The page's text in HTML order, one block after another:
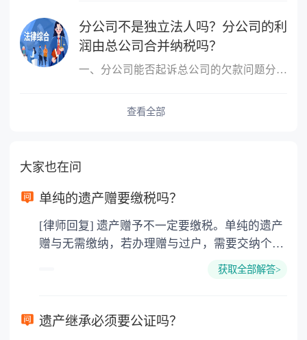
分公司不是独立法人吗？分公司的利
润由总公司合并纳税吗？
一、分公司能否起诉总公司的欠款问题分公司能起诉总公司的欠款问题
查看全部
大家也在问
单纯的遗产赠要缴税吗？
[律师回复] 遗产赠予不一定要缴税。单纯的遗产
赠与无需缴纳，若办理赠与过户，需要交纳个人
所得税、契税和公证费。赠与过户是没有增值税
要缴纳公证费，具体如下： 1. 公证费：按房
获取全部解答>
遗产继承必须要公证吗？